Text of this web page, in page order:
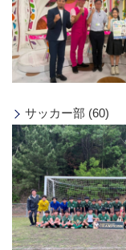
サッカー部 (60)